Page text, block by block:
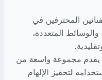
المحترفين في
والوسائط المتعددة،
يقدم مجموعة واسعة من
لتحفيز الإلهام